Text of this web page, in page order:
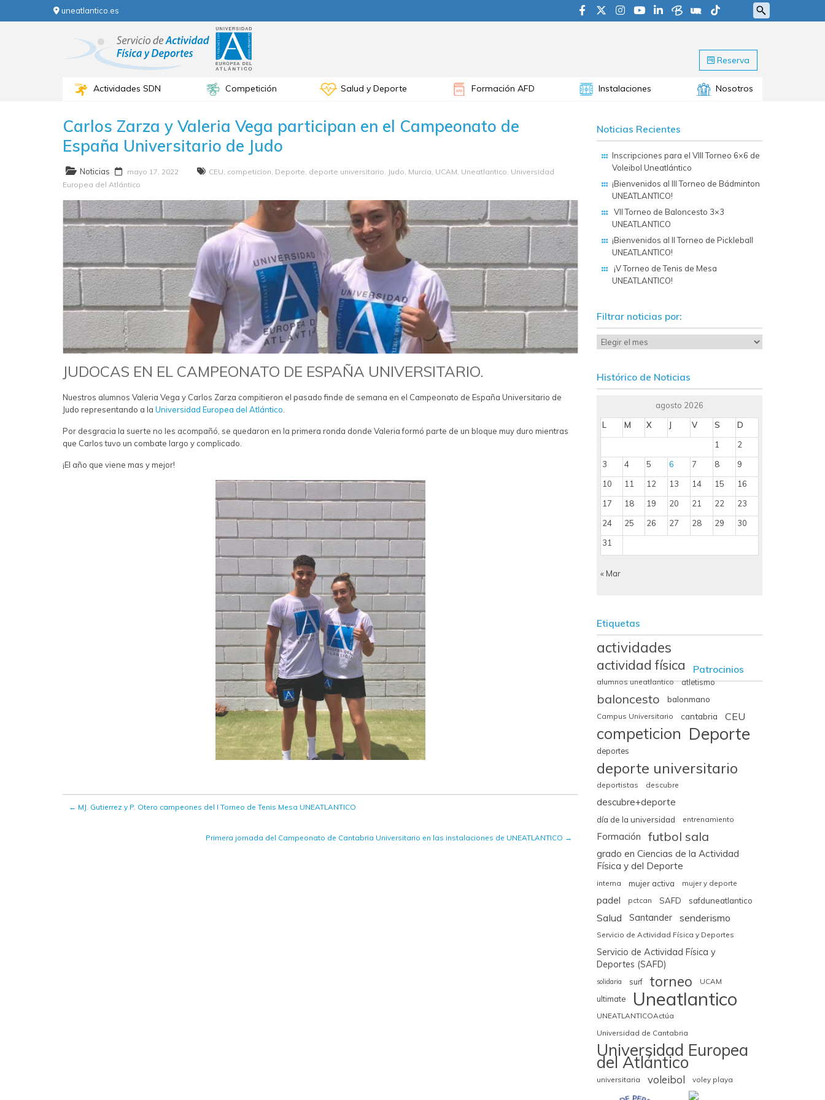
uneatlantico.es
Reserva
Actividades SDN Competición Salud y Deporte Formación AFD Instalaciones Nosotros
Carlos Zarza y Valeria Vega participan en el Campeonato de
España Universitario de Judo
Noticias mayo 17, 2022 CEU competicion Deporte deporte universitario Judo Murcia UCAM Uneatlantico Universidad
Europea del Atlántico
JUDOCAS EN EL CAMPEONATO DE ESPAÑA UNIVERSITARIO.
Nuestros alumnos Valeria Vega y Carlos Zarza compitieron el pasado finde de semana en el Campeonato de España Universitario de
Judo representando a la Universidad Europea del Atlántico
Por desgracia la suerte no les acompañó, se quedaron en la primera ronda donde Valeria formó parte de un bloque muy duro mientras
que Carlos tuvo un combate largo y complicado.
¡El año que viene mas y mejor!
← MJ. Gutierrez y P. Otero campeones del I Torneo de Tenis Mesa UNEATLANTICO
Primera jornada del Campeonato de Cantabria Universitario en las instalaciones de UNEATLANTICO →
Noticias Recientes
Inscripciones para el VIII Torneo 6×6 de
Voleibol Uneatlántico
¡Bienvenidos al III Torneo de Bádminton
UNEATLANTICO!
VII Torneo de Baloncesto 3×3
UNEATLANTICO
¡Bienvenidos al II Torneo de Pickleball
UNEATLANTICO!
¡V Torneo de Tenis de Mesa
UNEATLANTICO!
Filtrar noticias por:
Histórico de Noticias
agosto 2026
L
M X J V S
D
1
2
3
4 5 6 7 8
9
10
11 12 13 14 15
16
17
18 19 20 21 22
23
24
25 26 27 28 29
30
31
« Mar
Etiquetas
actividades
actividad física
alumnos uneatlantico atletismo
baloncesto balonmano
Campus Universitario cantabria CEU
competicion Deporte
deportes
deporte universitario
deportistas descubre
descubre+deporte
día de la universidad entrenamiento
Formación futbol sala
grado en Ciencias de la Actividad
Física y del Deporte
interna mujer activa mujer y deporte
padel pctcan SAFD safduneatlantico
Salud Santander senderismo
Servicio de Actividad Física y Deportes
Servicio de Actividad Física y
Deportes (SAFD)
solidaria surf torneo UCAM
ultimate Uneatlantico
UNEATLANTICOActúa
Universidad de Cantabria
Universidad Europea
del Atlántico
universitaria voleibol voley playa
Patrocinios